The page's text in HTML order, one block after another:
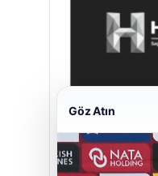
Hastaş Beton
Göz Atın